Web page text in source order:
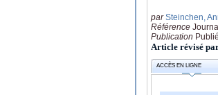
parSteinchen,
Référence
Publication
Article révisé
ACCÈS EN LIGNE